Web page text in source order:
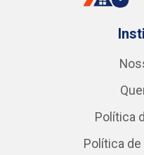
Política
Política